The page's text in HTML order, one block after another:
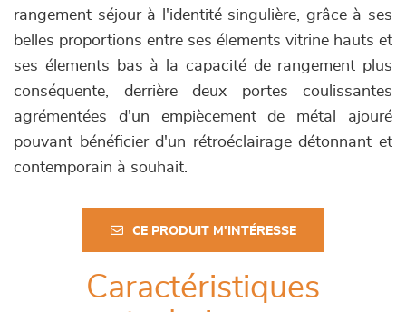
rangement séjour à l'identité singulière, grâce à ses
belles proportions entre ses élements vitrine hauts et
ses élements bas à la capacité de rangement plus
conséquente, derrière deux portes coulissantes
agrémentées d'un empiècement de métal ajouré
pouvant bénéficier d'un rétroéclairage détonnant et
contemporain à souhait.
CE PRODUIT M'INTÉRESSE
Caractéristiques